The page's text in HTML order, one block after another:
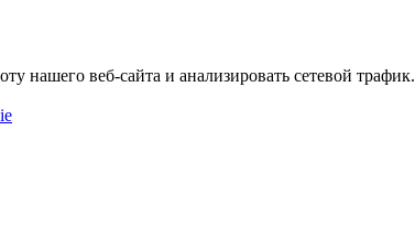
нашего веб-сайта и анализировать сетевой трафик.